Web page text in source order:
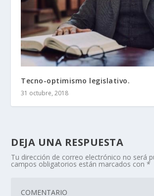
Tecno-optimismo legislativo.
31 octubre, 2018
DEJA UNA RESPUESTA
Tu dirección de correo electrónico no será
campos obligatorios están marcados con*